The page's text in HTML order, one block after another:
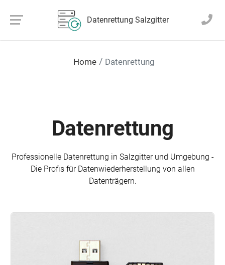
Datenrettung Salzgitter
Home Datenrettung
Datenrettung
Professionelle Daten­rettung in Salzgitter und Umgebung -
Die Profis für Daten­wieder­herstellung von allen
Datenträgern.